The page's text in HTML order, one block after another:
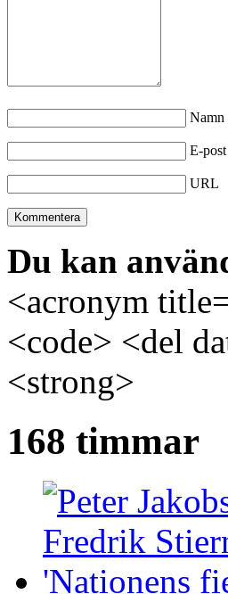
Namn
E-
URL
Du kan
<acronym
<code> <del
<strong>
168 timmar